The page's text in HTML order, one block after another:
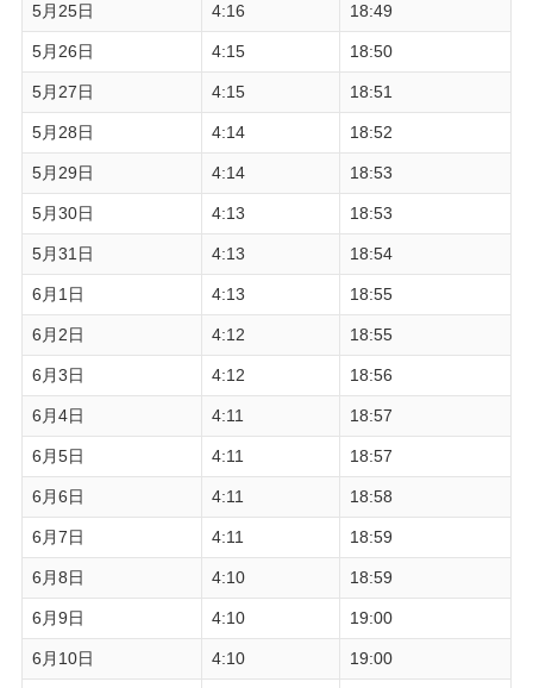
5月25日 4:16 18:49
5月26日 4:15 18:50
5月27日 4:15 18:51
5月28日 4:14 18:52
5月29日 4:14 18:53
5月30日 4:13 18:53
5月31日 4:13 18:54
6月1日 4:13 18:55
6月2日 4:12 18:55
6月3日 4:12 18:56
6月4日 4:11 18:57
6月5日 4:11 18:57
6月6日 4:11 18:58
6月7日 4:11 18:59
6月8日 4:10 18:59
6月9日 4:10 19:00
6月10日 4:10 19:00